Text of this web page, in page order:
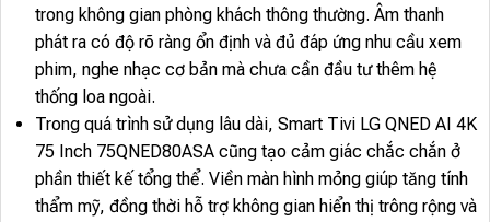
trong không gian phòng khách thông thường. Âm thanh
phát ra có độ rõ ràng ổn định và đủ đáp ứng nhu cầu xem
phim, nghe nhạc cơ bản mà chưa cần đầu tư thêm hệ
thống loa ngoài.
Trong quá trình sử dụng lâu dài, Smart Tivi LG QNED AI 4K
75 Inch 75QNED80ASA cũng tạo cảm giác chắc chắn ở
phần thiết kế tổng thể. Viền màn hình mỏng giúp tăng tính
thẩm mỹ, đồng thời hỗ trợ không gian hiển thị trông rộng và